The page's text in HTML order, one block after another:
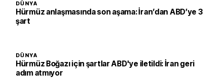
DÜNYA
Hürmüz anlaşmasında son aşama: İran’dan ABD’ye 3
şart
DÜNYA
Hürmüz Boğazı için şartlar ABD'ye iletildi: İran geri
adım atmıyor